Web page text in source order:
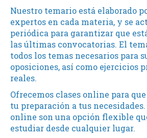
Nuestro temario está elaborado
expertos en cada materia, y se
periódica para garantizar que
las últimas convocatorias. El
todos los temas necesarios para
oposiciones, así como ejercicios
reales.
Ofrecemos clases online para
tu preparación a tus
online son una opción flexible
estudiar desde cualquier lugar.